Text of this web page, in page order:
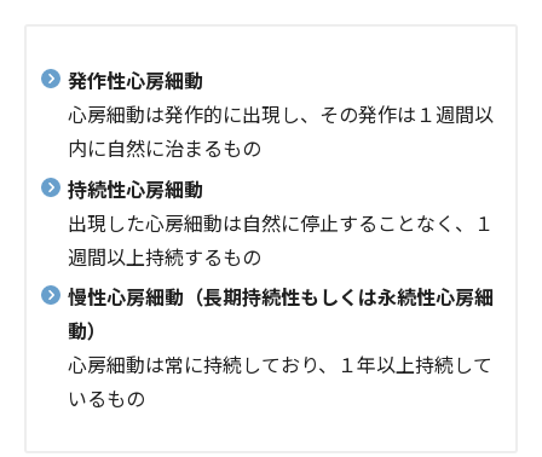
発作性心房細動
心房細動は発作的に出現し、その発作は１週間以
内に自然に治まるもの
持続性心房細動
出現した心房細動は自然に停止することなく、１
週間以上持続するもの
慢性心房細動（長期持続性もしくは永続性心房細
動）
心房細動は常に持続しており、１年以上持続して
いるもの